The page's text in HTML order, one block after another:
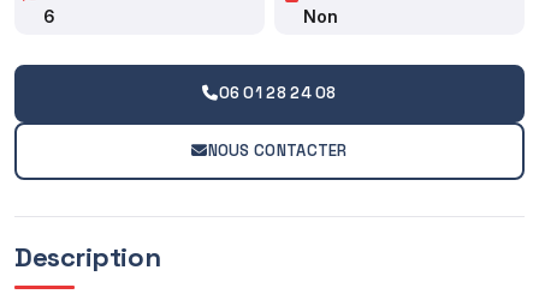
6 Non
06 01 28 24 08
NOUS CONTACTER
Description